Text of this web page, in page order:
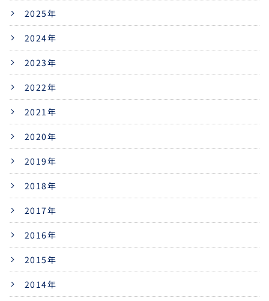
2025年
2024年
2023年
2022年
2021年
2020年
2019年
2018年
2017年
2016年
2015年
2014年